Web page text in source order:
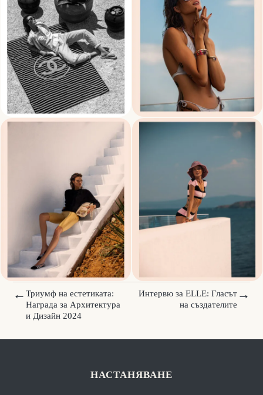
←Триумф на естетиката:
Награда за Архитектура
и Дизайн 2024
Интервю за ELLE: Гласът
на създателите
→
НАСТАНЯВАНЕ